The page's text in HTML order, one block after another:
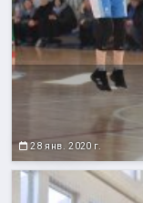
28 янв. 2020 г.